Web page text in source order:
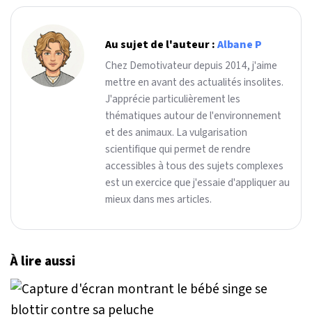
Au sujet de l'auteur :Albane P
Chez Demotivateur depuis 2014, j'aime
mettre en avant des actualités insolites.
J'apprécie particulièrement les
thématiques autour de l'environnement
et des animaux. La vulgarisation
scientifique qui permet de rendre
accessibles à tous des sujets complexes
est un exercice que j'essaie d'appliquer au
mieux dans mes articles.
À lire aussi